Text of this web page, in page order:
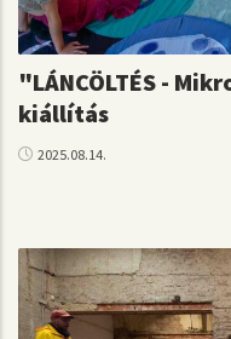
"LÁNCÖLTÉS -
kiállítás
2025.08.14.